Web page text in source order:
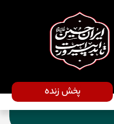
پخش زنده